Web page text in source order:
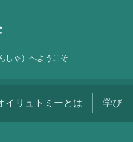
しゃ）へようこそ
イリュトミーとは 学び